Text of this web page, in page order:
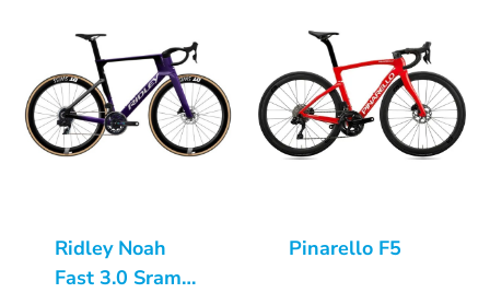
Ridley Noah
Fast 3.0 Sram
Pinarello F5